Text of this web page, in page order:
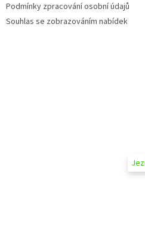
Podmínky zpracování osobní údajů
Souhlas se zobrazováním nabídek